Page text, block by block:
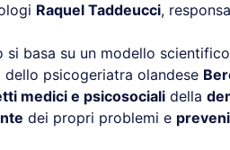
Raquel Taddeucci,
si basa su un modello
dello psicogeriatra olandese
medici e psicosociali della
dei propri problemi e